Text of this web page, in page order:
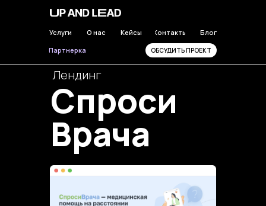
Услуги О нас Кейсы Контакты
Блог
Партнерка
ОБСУДИТЬ ПРОЕКТ
Спроси
Врача
Лендинг